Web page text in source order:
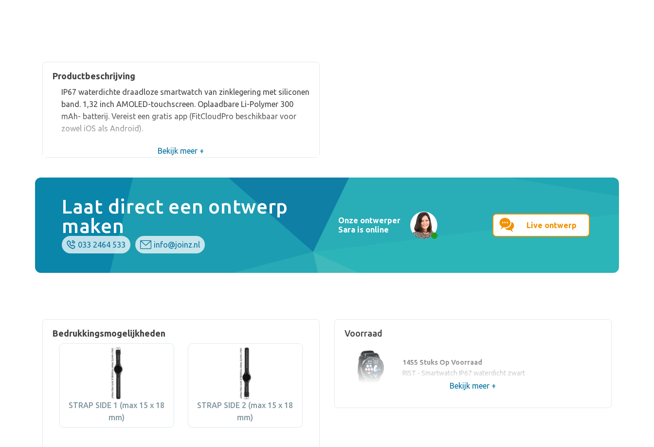
Productbeschrijving
IP67 waterdichte draadloze smartwatch van zinklegering met siliconen
band. 1,32 inch AMOLED-touchscreen. Oplaadbare Li-Polymer 300
mAh- batterij. Vereist een gratis app (FitCloudPro beschikbaar voor
zowel iOS als Android).
Bekijk meer +
Laat direct een ontwerp
maken
033 2464 533 info@joinz.nl
Onze ontwerper
Sara is online
Live ontwerp
Bedrukkingsmogelijkheden
STRAP SIDE 1 (max 15 x 18
mm)
STRAP SIDE 2 (max 15 x 18
mm)
Voorraad
1455 Stuks Op Voorraad
RIST - Smartwatch IP67 waterdicht zwart
Bekijk meer +